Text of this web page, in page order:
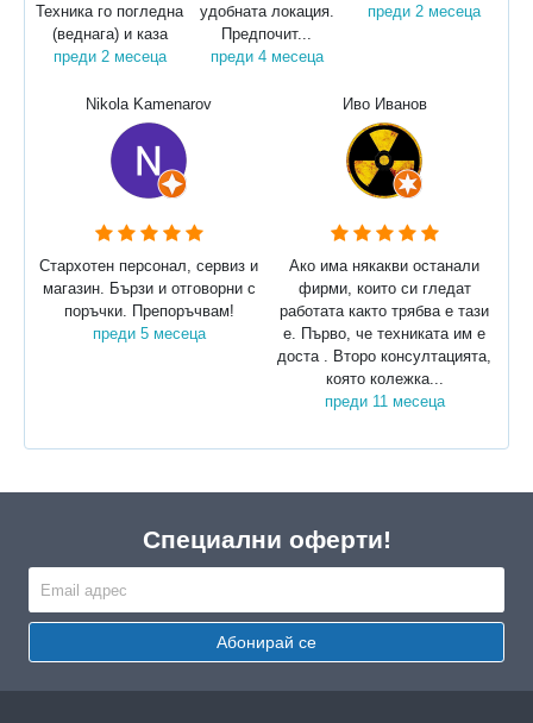
Техника го погледна
(веднага) и каза
преди 2 месеца
удобната локация.
Предпочит...
преди 4 месеца
преди 2 месеца
Nikola Kamenarov
Стархотен персонал, сервиз и
магазин. Бързи и отговорни с
поръчки. Препоръчвам!
преди 5 месеца
Иво Иванов
Ако има някакви останали
фирми, които си гледат
работата както трябва е тази
е. Първо, че техниката им е
доста . Второ консултацията,
която колежка...
преди 11 месеца
Специални оферти!
Абонирай се